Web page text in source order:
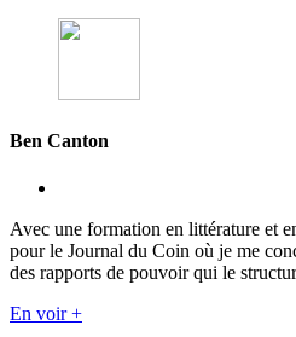
Ben Canton
Avec une formation en littérature et
pour le Journal du Coin où je me
des rapports de pouvoir qui le
En voir +